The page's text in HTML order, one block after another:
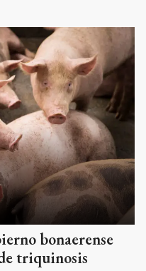
bonaerense
triquinosis